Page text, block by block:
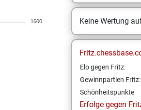
1600 Keine Wertung
Elo gegen Fritz:
Gewinnpartien Fritz:
Schönheitspunkte
Erfolge gegen